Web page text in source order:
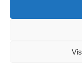
© Agenzia Piras - Rimini